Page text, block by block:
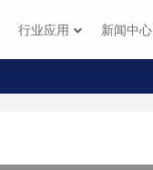
行业应用 新闻中心